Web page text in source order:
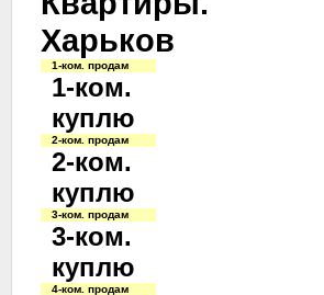
Харьков
1-ком. продам
1-ком.
куплю
2-ком. продам
2-ком.
куплю
3-ком. продам
3-ком.
куплю
4-ком. продам